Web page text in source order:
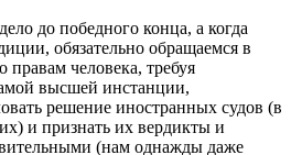
до победного конца, а когда
обязательно обращаемся в
человека, требуя
высшей инстанции,
решение иностранных судов (в
и признать их вердикты и
(нам однажды даже